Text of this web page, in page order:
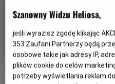
M3GAN 2.0
Oryginalny
tytuł
M3GAN 2.0
fiction
wiek
Od
Czas
trwania
124 min
i
rok
OCENA HELIOS
6.2
Szanowny Widzu Heliosa,
jeśli wyrazisz zgodę klikając
353 Zaufani Partnerzy będą
osobowe takie jak adresy IP,
plików cookie do celów
potrzeby wyświetlania reklam